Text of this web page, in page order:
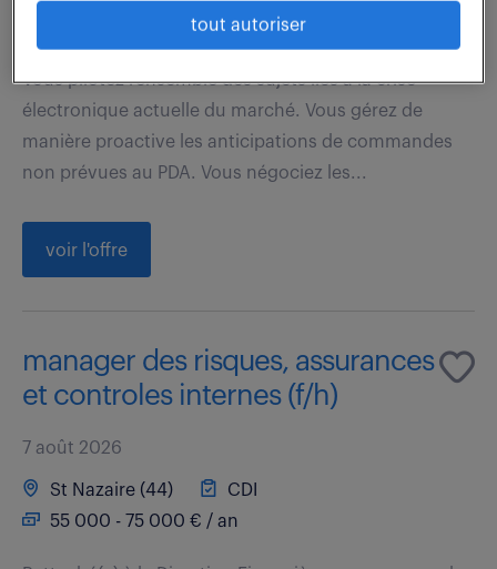
45 000 - 55 000 € / an
Vous pilotez l'ensemble des sujets liés à la crise
électronique actuelle du marché. Vous gérez de
manière proactive les anticipations de commandes
non prévues au PDA. Vous négociez les...
voir l'offre
manager des risques, assurances
et controles internes (f/h)
7 août 2026
St Nazaire (44)
CDI
55 000 - 75 000 € / an
tout autoriser